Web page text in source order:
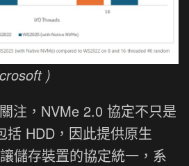
)
注，NVMe 2.0 協定不只是
括 HDD，因此提供原生
儲存裝置的協定統一，系